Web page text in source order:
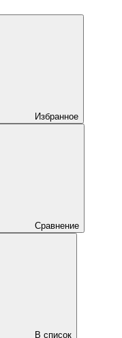
Избранное
Сравнение
В список